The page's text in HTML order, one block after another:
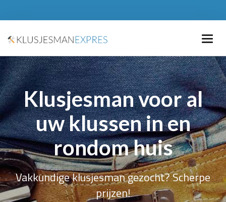
Klusjesman voor al
uw klussen in en
rondom huis
Vakkundige klusjesman gezocht? Scherpe
prijzen!